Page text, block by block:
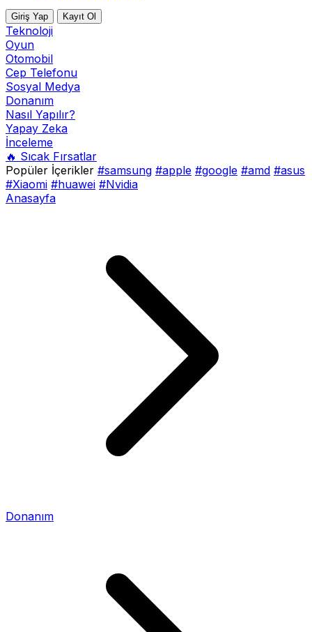
Giriş Yap Kayıt Ol
Teknoloji
Oyun
Otomobil
Cep Telefonu
Sosyal Medya
Donanım
Nasıl Yapılır?
Yapay Zeka
İnceleme
🔥 Sıcak Fırsatlar
Popüler İçerikler #samsung #apple #google #amd #asus
#Xiaomi #huawei #Nvidia
Anasayfa
Donanım